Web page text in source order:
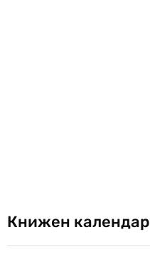
Книжен календар